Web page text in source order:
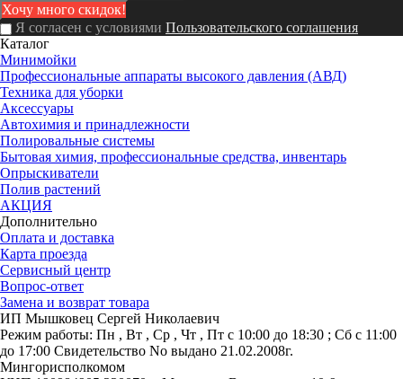
Я согласен с условиями Пользовательского соглашения
Каталог
Минимойки
Профессиональные аппараты высокого давления (АВД)
Техника для уборки
Аксессуары
Автохимия и принадлежности
Полировальные системы
Бытовая химия, профессиональные средства, инвентарь
Опрыскиватели
Полив растений
АКЦИЯ
Дополнительно
Оплата и доставка
Карта проезда
Сервисный центр
Вопрос-ответ
Замена и возврат товара
ИП Мышковец Сергей Николаевич
Режим работы: Пн , Вт , Ср , Чт , Пт c 10:00 до 18:30 ; Сб c 11:00
до 17:00 Свидетельство No выдано 21.02.2008г.
Мингорисполкомом